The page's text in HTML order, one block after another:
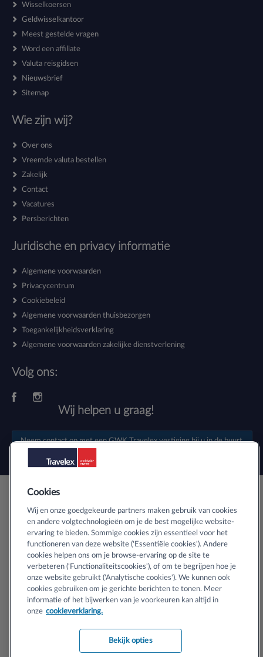
Wisselkoersen
Geldwisselkantoor
Meest gestelde vragen
Word een affiliate
Valuta reisgidsen
Nieuwsbrief
Sitemap
Wie zijn wij?
Over ons
Vreemde valuta bestellen
Zakelijk
Contact
Vacatures
Persberichten
Juridische en privacy informatie
Algemene voorwaarden
Privacycentrum
Cookiebeleid
Algemene voorwaarden thuisbezorgen
Toegankelijkheidsverklaring
Algemene voorwaarden zakelijke dienstverlening
Volg ons:
Wij helpen u graag!
Neem contact op met eenGWK Travelex vestigingbij u in de buurt.
Veilig buitenlands geld bestellen
Informatie over SSL-certificaten
Copyright © 2024 Travelex N.V. Handelsregister KvK nr 33143504,
Algemene voorwaarden
Cookies
Wij en onze goedgekeurde partners maken gebruik van cookies
en andere volgtechnologieën om je de best mogelijke website-
ervaring te bieden. Sommige cookies zijn essentieel voor het
functioneren van deze website ('Essentiële cookies'). Andere
cookies helpen ons om je browse-ervaring op de site te
verbeteren ('Functionaliteitscookies'), of om te begrijpen hoe je
onze website gebruikt ('Analytische cookies'). We kunnen ook
cookies gebruiken om je gerichte berichten te tonen. Meer
informatie of het bijwerken van je voorkeuren kan altijd in
onze cookieverklaring.
Bekijk opties